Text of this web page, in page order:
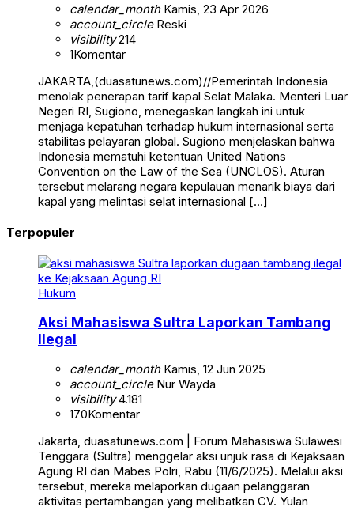
calendar_monthKamis, 23 Apr 2026
account_circleReski
visibility214
1Komentar
JAKARTA,(duasatunews.com)//Pemerintah Indonesia
menolak penerapan tarif kapal Selat Malaka. Menteri Luar
Negeri RI, Sugiono, menegaskan langkah ini untuk
menjaga kepatuhan terhadap hukum internasional serta
stabilitas pelayaran global. Sugiono menjelaskan bahwa
Indonesia mematuhi ketentuan United Nations
Convention on the Law of the Sea (UNCLOS). Aturan
tersebut melarang negara kepulauan menarik biaya dari
kapal yang melintasi selat internasional […]
Terpopuler
Hukum
Aksi Mahasiswa Sultra Laporkan Tambang
Ilegal
calendar_monthKamis, 12 Jun 2025
account_circleNur Wayda
visibility4.181
170Komentar
Jakarta, duasatunews.com | Forum Mahasiswa Sulawesi
Tenggara (Sultra) menggelar aksi unjuk rasa di Kejaksaan
Agung RI dan Mabes Polri, Rabu (11/6/2025). Melalui aksi
tersebut, mereka melaporkan dugaan pelanggaran
aktivitas pertambangan yang melibatkan CV. Yulan